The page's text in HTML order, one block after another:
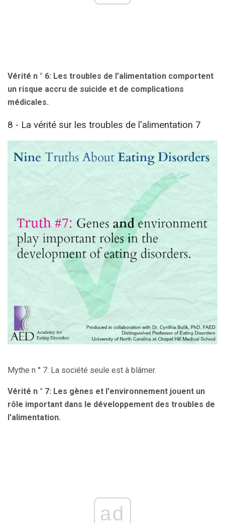
Vérité n ° 6: Les troubles de l'alimentation comportent
un risque accru de suicide et de complications
médicales.
8 - La vérité sur les troubles de l'alimentation 7
Mythe n ° 7: La société seule est à blâmer.
Vérité n ° 7: Les gènes et l'environnement jouent un
rôle important dans le développement des troubles de
l'alimentation.
ad